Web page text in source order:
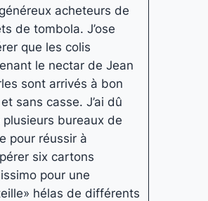
acheteurs de
de tombola. J’ose
que les colis
le nectar de Jean
sont arrivés à bon
sans casse. J’ai dû
plusieurs bureaux de
pour réussir à
six cartons
pour une
hélas de différents